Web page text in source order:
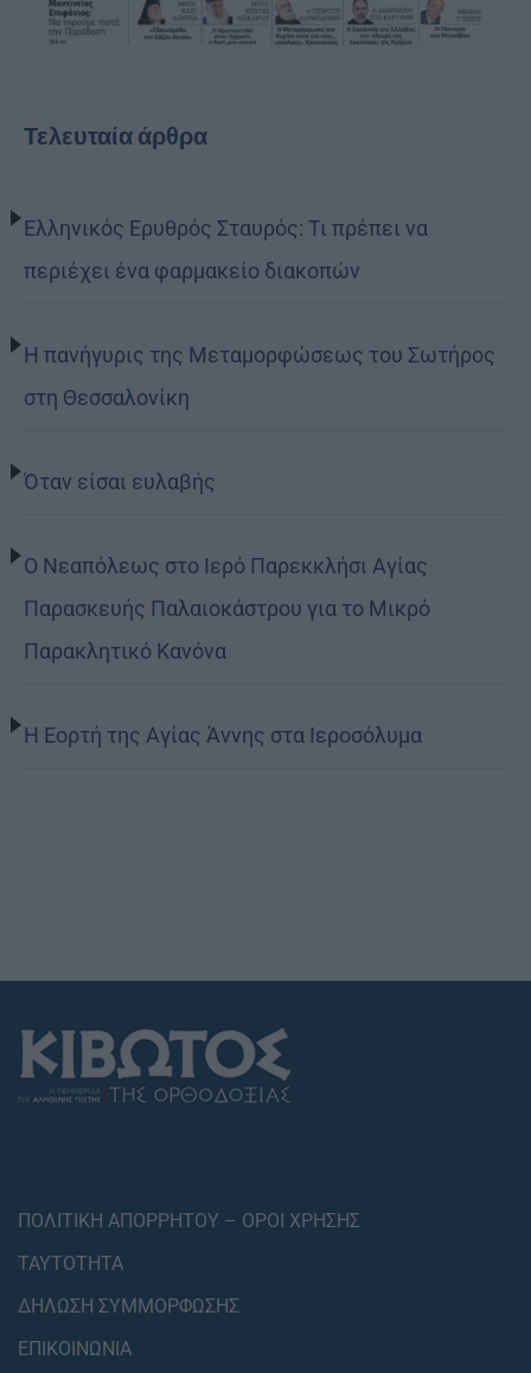
Τελευταία άρθρα
Ελληνικός Ερυθρός Σταυρός: Τι πρέπει να
περιέχει ένα φαρμακείο διακοπών
Η πανήγυρις της Μεταμορφώσεως του Σωτήρος
στη Θεσσαλονίκη
Όταν είσαι ευλαβής
Ο Νεαπόλεως στο Ιερό Παρεκκλήσι Αγίας
Παρασκευής Παλαιοκάστρου για το Μικρό
Παρακλητικό Κανόνα
Η Εορτή της Αγίας Άννης στα Ιεροσόλυμα
ΠΟΛΙΤΙΚΗ ΑΠΟΡΡΗΤΟΥ – ΟΡΟΙ ΧΡΗΣΗΣ
ΤΑΥΤΟΤΗΤΑ
ΔΗΛΩΣΗ ΣΥΜΜΟΡΦΩΣΗΣ
ΕΠΙΚΟΙΝΩΝΙΑ